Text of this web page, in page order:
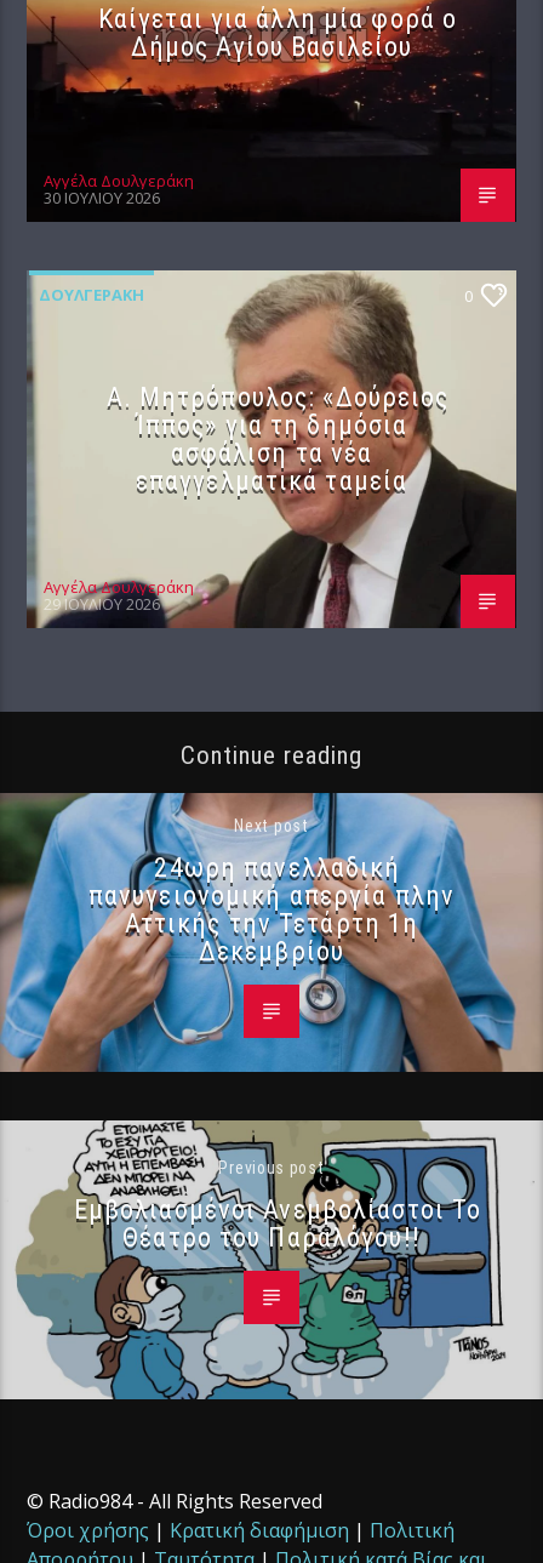
Καίγεται για άλλη μία φορά ο
Δήμος Αγίου Βασιλείου
Αγγέλα Δουλγεράκη
30 ΙΟΥΛΊΟΥ 2026
ΔΟΥΛΓΕΡΆΚΗ 0
Α. Μητρόπουλος: «Δούρειος
Ίππος» για τη δημόσια
ασφάλιση τα νέα
επαγγελματικά ταμεία
Αγγέλα Δουλγεράκη
29 ΙΟΥΛΊΟΥ 2026
Continue reading
Next post
24ωρη πανελλαδική
πανυγειονομική απεργία πλην
Αττικής την Τετάρτη 1η
Δεκεμβρίου
Previous post
Εμβολιασμένοι Ανεμβολίαστοι Το
Θέατρο του Παραλόγου!!
© Radio984 - All Rights Reserved
Όροι χρήσης | Κρατική διαφήμιση | Πολιτική